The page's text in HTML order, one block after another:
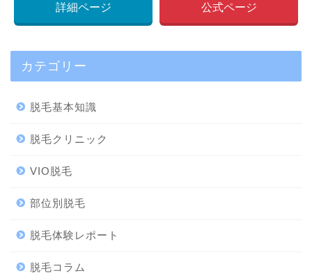
詳細ページ 公式ページ
カテゴリー
脱毛基本知識
脱毛クリニック
VIO脱毛
部位別脱毛
脱毛体験レポート
脱毛コラム